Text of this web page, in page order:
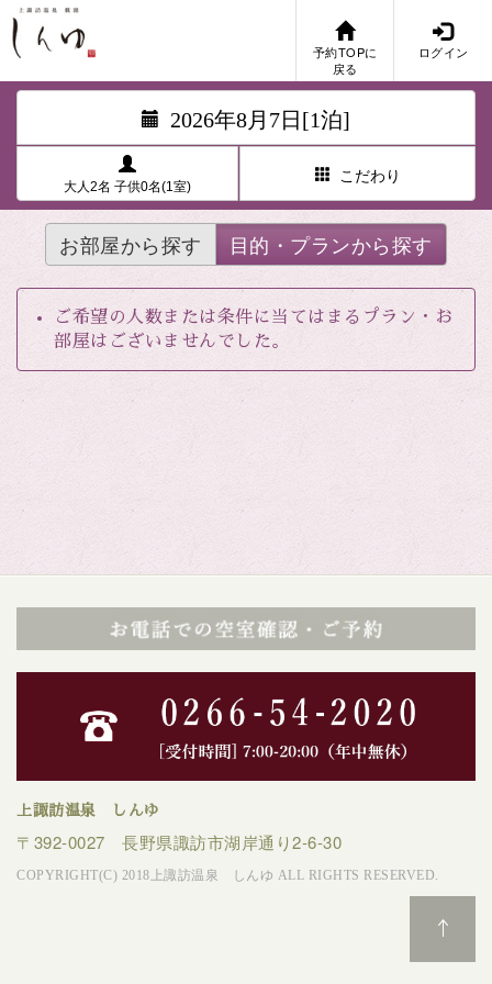
予約TOPに
戻る
ログイン
2026年8月7日[1泊]
大人2名 子供0名(1室)
こだわり
お部屋から探す 目的・プランから探す
ご希望の人数または条件に当てはまるプラン・お
部屋はございませんでした。
上諏訪温泉 しんゆ
〒392-0027 長野県諏訪市湖岸通り2-6-30
COPYRIGHT(C) 2018上諏訪温泉 しんゆ ALL RIGHTS RESERVED.